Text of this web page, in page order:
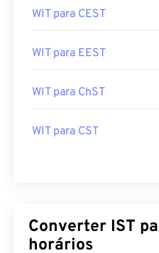
WIT para WEST
WIT para CEST
WIT para EEST
WIT para ChST